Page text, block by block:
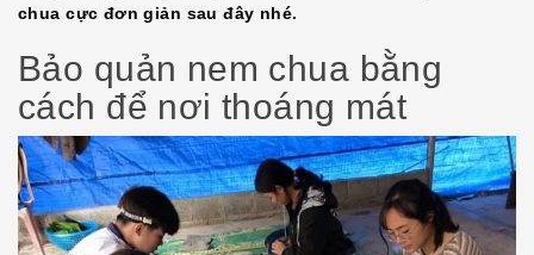
chua cực đơn giản sau đây nhé.
Bảo quản nem chua bằng
cách để nơi thoáng mát